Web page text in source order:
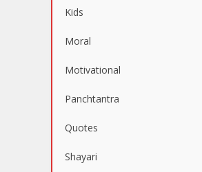
Kids
Moral
Motivational
Panchtantra
Quotes
Shayari